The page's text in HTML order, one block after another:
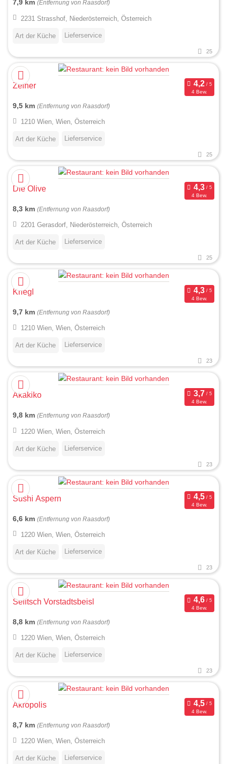
7,9 km (Entfernung von Raasdorf)
2231 Strasshof, Niederösterreich, Österreich
Art der Küche Lieferservice
25
Zeiner
4 Bew.
9,5 km (Entfernung von Raasdorf)
1210 Wien, Wien, Österreich
Art der Küche Lieferservice
25
Die Olive
4 Bew.
8,3 km (Entfernung von Raasdorf)
2201 Gerasdorf, Niederösterreich, Österreich
Art der Küche Lieferservice
25
Kriegl
4 Bew.
9,7 km (Entfernung von Raasdorf)
1210 Wien, Wien, Österreich
Art der Küche Lieferservice
23
Akakiko
4 Bew.
9,8 km (Entfernung von Raasdorf)
1220 Wien, Wien, Österreich
Art der Küche Lieferservice
23
Sushi Aspern
4 Bew.
6,6 km (Entfernung von Raasdorf)
1220 Wien, Wien, Österreich
Art der Küche Lieferservice
23
Selitsch Vorstadtsbeisl
4 Bew.
8,8 km (Entfernung von Raasdorf)
1220 Wien, Wien, Österreich
Art der Küche Lieferservice
23
Akropolis
4 Bew.
8,7 km (Entfernung von Raasdorf)
1220 Wien, Wien, Österreich
Art der Küche Lieferservice